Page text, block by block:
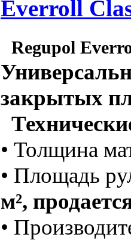
Everroll
Regupol
закрытых
• Толщина
• Площадь
м²,
•